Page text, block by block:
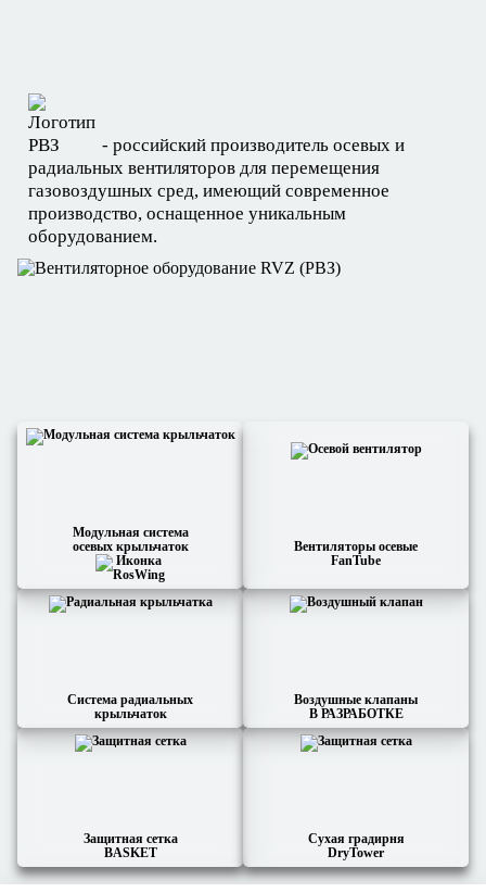
- российский производитель осевых и
радиальных вентиляторов для перемещения
газовоздушных сред, имеющий современное
производство, оснащенное уникальным
оборудованием.
Модульная система
осевых крыльчаток
Вентиляторы осевые
FanTube
Система радиальных
крыльчаток
Воздушные клапаны
В РАЗРАБОТКЕ
Защитная сетка
BASKET
Сухая градирня
DryTower